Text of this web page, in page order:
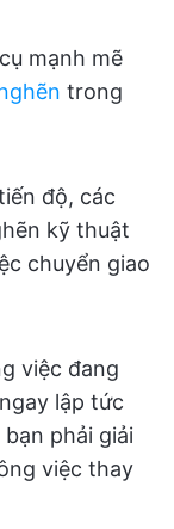
mạnh mẽ
trong
độ, các
kỹ thuật
chuyển giao
việc đang
lập tức
phải giải
việc thay